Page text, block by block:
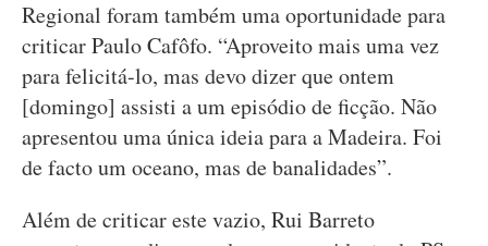
Regional foram também uma oportunidade para
criticar Paulo Cafôfo. “Aproveito mais uma vez
para felicitá-lo, mas devo dizer que ontem
[domingo] assisti a um episódio de ficção. Não
apresentou uma única ideia para a Madeira. Foi
de facto um oceano, mas de banalidades”.
Além de criticar este vazio, Rui Barreto